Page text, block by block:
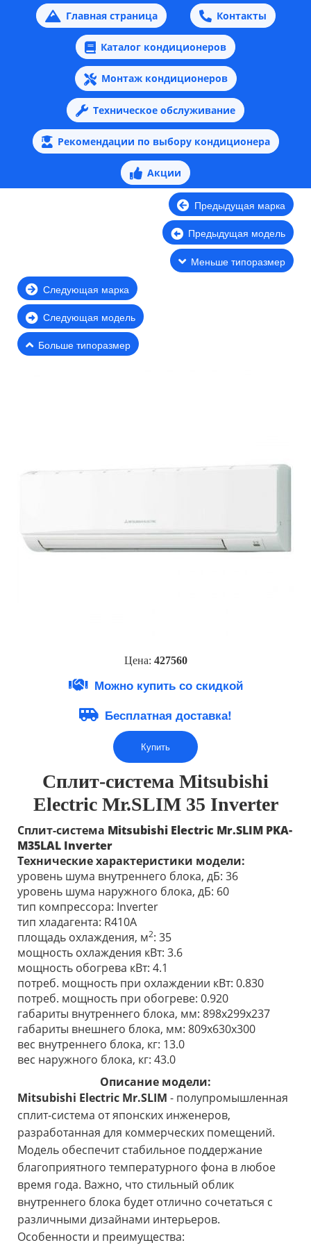
Главная страница Контакты
Каталог кондиционеров
Монтаж кондиционеров
Техническое обслуживание
Рекомендации по выбору кондиционера
Акции
Предыдущая марка
Предыдущая модель
Меньше типоразмер
Следующая марка
Следующая модель
Больше типоразмер
Цена: 427560
Можно купить со скидкой
Бесплатная доставка!
Купить
Сплит-система Mitsubishi
Electric Mr.SLIM 35 Inverter
Сплит-система Mitsubishi Electric Mr.SLIM PKA-
M35LAL Inverter
Технические характеристики модели:
уровень шума внутреннего блока, дБ: 36
уровень шума наружного блока, дБ: 60
тип компрессора: Inverter
тип хладагента: R410A
площадь охлаждения, м2: 35
мощность охлаждения кВт: 3.6
мощность обогрева кВт: 4.1
потреб. мощность при охлаждении кВт: 0.830
потреб. мощность при обогреве: 0.920
габариты внутреннего блока, мм: 898x299x237
габариты внешнего блока, мм: 809х630х300
вес внутреннего блока, кг: 13.0
вес наружного блока, кг: 43.0
Описание модели:
Mitsubishi Electric Mr.SLIM - полупромышленная
сплит-система от японских инженеров,
разработанная для коммерческих помещений.
Модель обеспечит стабильное поддержание
благоприятного температурного фона в любое
время года. Важно, что стильный облик
внутреннего блока будет отлично сочетаться с
различными дизайнами интерьеров.
Особенности и преимущества: